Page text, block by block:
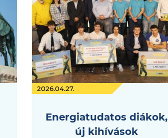
2026.04.27.
Energiatudatos diákok,
új kihívások